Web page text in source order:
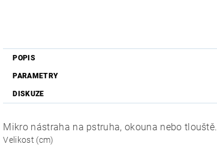
POPIS
PARAMETRY
DISKUZE
Mikro nástraha na pstruha, okouna nebo tlouště.
Velikost (cm)